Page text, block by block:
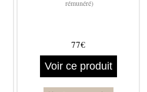
rémunéré)
77€
Voir ce produit